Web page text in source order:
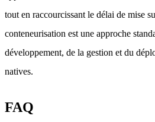
tout en raccourcissant le délai de mise
conteneurisation est une approche
développement, de la gestion et du
natives.
FAQ